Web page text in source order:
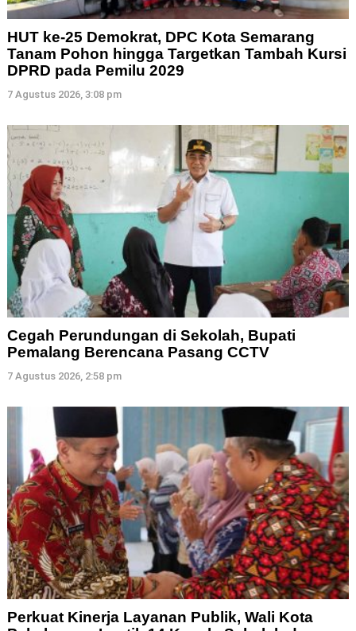
HUT ke-25 Demokrat, DPC Kota Semarang
Tanam Pohon hingga Targetkan Tambah Kursi
DPRD pada Pemilu 2029
7 Agustus 2026, 3:08 pm
Cegah Perundungan di Sekolah, Bupati
Pemalang Berencana Pasang CCTV
7 Agustus 2026, 2:58 pm
Perkuat Kinerja Layanan Publik, Wali Kota